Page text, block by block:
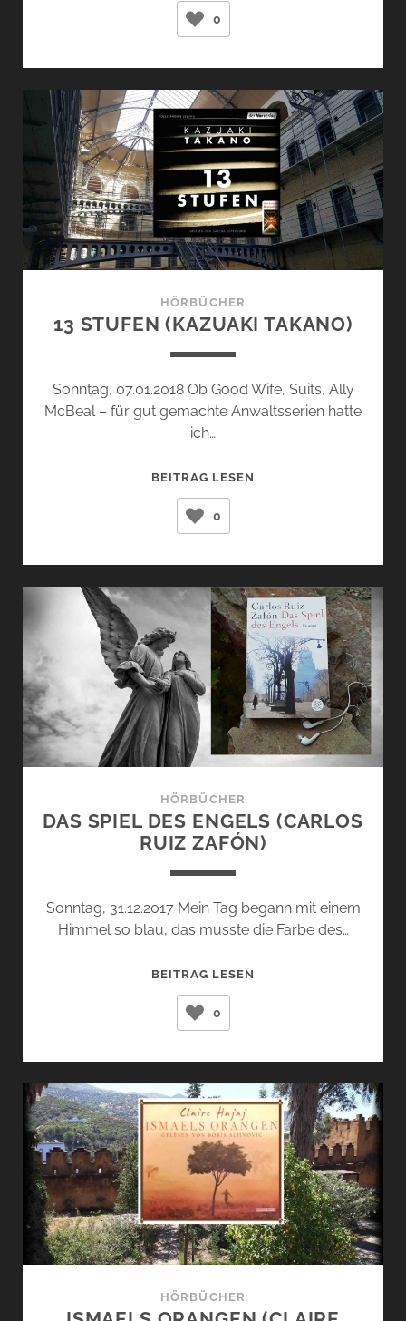
MORGEN
(RAFIK
SCHAMI)
0
HÖRBÜCHER
13 STUFEN (KAZUAKI TAKANO)
Sonntag, 07.01.2018 Ob Good Wife, Suits, Ally
McBeal – für gut gemachte Anwaltsserien hatte
ich…
BEITRAG LESEN
0
HÖRBÜCHER
DAS SPIEL DES ENGELS (CARLOS
RUIZ ZAFÓN)
Sonntag, 31.12.2017 Mein Tag begann mit einem
Himmel so blau, das musste die Farbe des…
BEITRAG LESEN
(CARLOS
RUIZ
ZAFÓN)
0
HÖRBÜCHER